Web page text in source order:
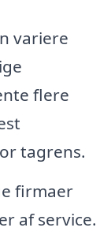
variere
flere
tagrens.
firmaer
af service.